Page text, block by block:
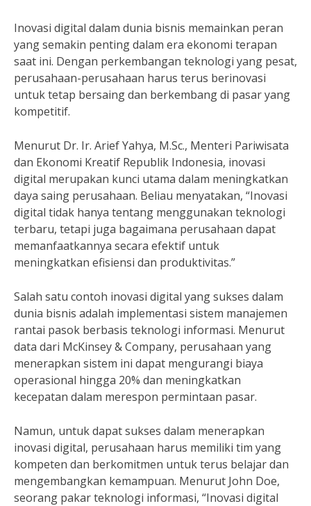
Inovasi digital dalam dunia bisnis memainkan peran
yang semakin penting dalam era ekonomi terapan
saat ini. Dengan perkembangan teknologi yang pesat,
perusahaan-perusahaan harus terus berinovasi
untuk tetap bersaing dan berkembang di pasar yang
kompetitif.
Menurut Dr. Ir. Arief Yahya, M.Sc., Menteri Pariwisata
dan Ekonomi Kreatif Republik Indonesia, inovasi
digital merupakan kunci utama dalam meningkatkan
daya saing perusahaan. Beliau menyatakan, “Inovasi
digital tidak hanya tentang menggunakan teknologi
terbaru, tetapi juga bagaimana perusahaan dapat
memanfaatkannya secara efektif untuk
meningkatkan efisiensi dan produktivitas.”
Salah satu contoh inovasi digital yang sukses dalam
dunia bisnis adalah implementasi sistem manajemen
rantai pasok berbasis teknologi informasi. Menurut
data dari McKinsey & Company, perusahaan yang
menerapkan sistem ini dapat mengurangi biaya
operasional hingga 20% dan meningkatkan
kecepatan dalam merespon permintaan pasar.
Namun, untuk dapat sukses dalam menerapkan
inovasi digital, perusahaan harus memiliki tim yang
kompeten dan berkomitmen untuk terus belajar dan
mengembangkan kemampuan. Menurut John Doe,
seorang pakar teknologi informasi, “Inovasi digital